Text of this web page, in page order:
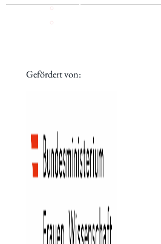
Workshops
Videothek
biografiA
Kontakt
Gefördert von: